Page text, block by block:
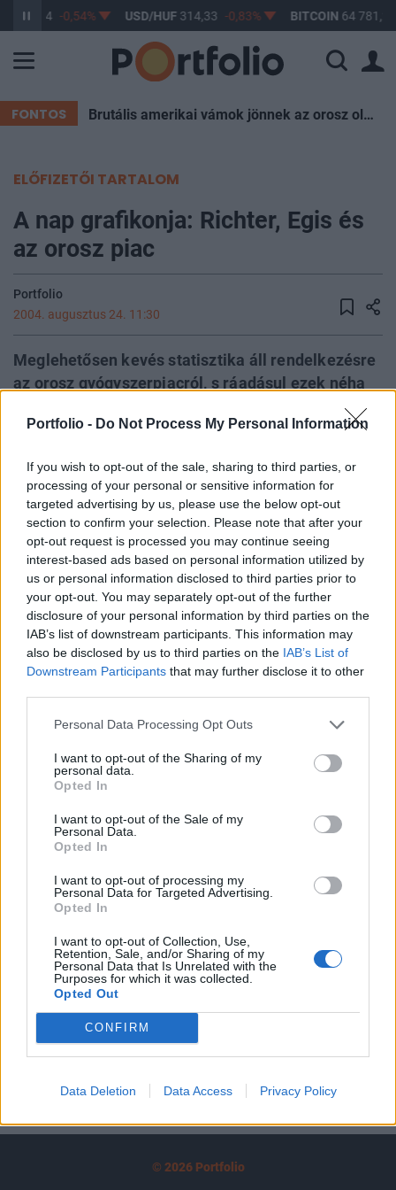
Portfolio - Do Not Process My Personal Information
If you wish to opt-out of the sale, sharing to third parties, or
processing of your personal or sensitive information for
targeted advertising by us, please use the below opt-out
section to confirm your selection. Please note that after your
opt-out request is processed you may continue seeing
interest-based ads based on personal information utilized by
us or personal information disclosed to third parties prior to
your opt-out. You may separately opt-out of the further
disclosure of your personal information by third parties on the
IAB’s list of downstream participants. This information may
also be disclosed by us to third parties on the IAB’s List of
Downstream Participants that may further disclose it to other
Personal Data Processing Opt Outs
I want to opt-out of the Sharing of my
personal data.
Opted In
I want to opt-out of the Sale of my
Personal Data.
Opted In
I want to opt-out of processing my
Personal Data for Targeted Advertising.
Opted In
I want to opt-out of Collection, Use,
Retention, Sale, and/or Sharing of my
Personal Data that Is Unrelated with the
Purposes for which it was collected.
Opted Out
CONFIRM
Data Deletion Data Access Privacy Policy
363,44 -0,54% USD/HUF 314,33 -0,83% BITCOIN 64 781,21
FONTOS Brutális amerikai vámok jönnek az orosz olaj miatt, Magyarország is aggódhat
ELŐFIZETŐI TARTALOM
A nap grafikonja: Richter, Egis és
az orosz piac
Portfolio
2004. augusztus 24. 11:30
Meglehetősen kevés statisztika áll rendelkezésre
az orosz gyógyszerpiacról, s ráadásul ezek néha
szakértők fenntartással kezelik az adatokat. Jelen
vonatkozó statisztikáit mutatjuk be és vetjük
össze a Richter és az Egis által publikált export
adatokkal.
A Pharmexpert adatai szerint az első hat hónapban 13%-
kal bővült az orosz gyógyszerfogyasztás, s így a piac 1.5
mrd USD-re bővült. (Érdemesnek tartjuk megjegyezni, hogy
a Richter és az Egis vezetői 15-20% körüli piacbővülésről
számoltak be.) Az egy főre jutó gyógyszerfogyasztás éves
szinten így 20 USD, míg hazánkban ugyanezen adat
A keresett cikk a portfolio.hu hírarchívumához
regisztrációhoz kötött.
Az előfizetés a következőket tartalmazza:
Portfolio.hu teljes cikkarchívum
Kötéslisták: BÉT elmúlt 2 év napon belüli
kötéslistái
Előfizetés
MÁR ELŐFIZETŐNK VAGY?
© 2026 Portfolio